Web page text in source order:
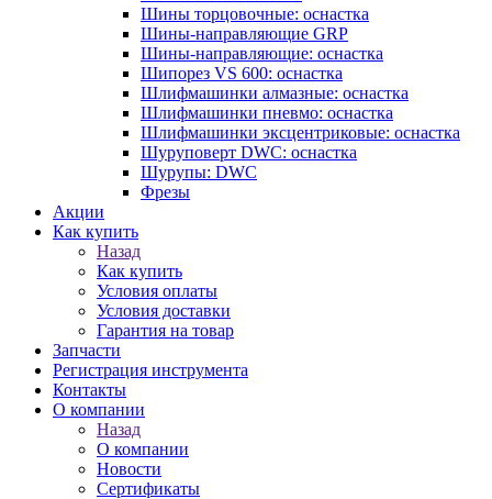
Шины торцовочные: оснастка
Шины-направляющие GRP
Шины-направляющие: оснастка
Шипорез VS 600: оснастка
Шлифмашинки алмазные: оснастка
Шлифмашинки пневмо: оснастка
Шлифмашинки эксцентриковые: оснастка
Шуруповерт DWC: оснастка
Шурупы: DWC
Фрезы
Акции
Как купить
Назад
Как купить
Условия оплаты
Условия доставки
Гарантия на товар
Запчасти
Регистрация инструмента
Контакты
О компании
Назад
О компании
Новости
Сертификаты